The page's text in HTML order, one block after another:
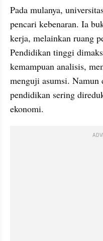
Pada mulanya,
pencari kebenaran. Ia
kerja, melainkan ruang
Pendidikan tinggi
kemampuan analisis,
menguji asumsi. Namun
pendidikan sering
ekonomi.